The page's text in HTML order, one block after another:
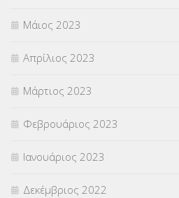
Μάιος 2023
Απρίλιος 2023
Μάρτιος 2023
Φεβρουάριος 2023
Ιανουάριος 2023
Δεκέμβριος 2022